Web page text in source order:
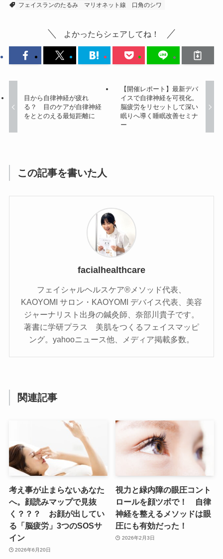
フェイスランのたるみ
マリオネット線 口角のシワ
よかったらシェアしてね！
目から自律神経が疲れ
る？ 目のケアが自律神経
をととのえる最短距離に
【開催レポート】最新デバ
イスで自律神経を可視化。
脳疲労をリセットして深い
眠りへ導く睡眠改善セミナ
ー
この記事を書いた人
facialhealthcare
フェイシャルヘルスケア®️メソッド代表、
KAOYOMI サロン・KAOYOMI デバイス代表、美容
ジャーナリスト出身の鍼灸師、奈部川貴子です。
著書に学研プラス 美肌をつくるフェイスマッピ
ング。yahooニュース他、メディア掲載多数。
関連記事
考え事が止まらないあなた
へ。顔読みマップで見抜
く？？？ お顔が出してい
る「脳疲労」3つのSOSサ
イン
2026年6月20日
視力と緑内障の眼圧コント
ロールを顔ツボで！ 自律
神経を整えるメソッドは眼
圧にも有効だった！
2026年2月3日